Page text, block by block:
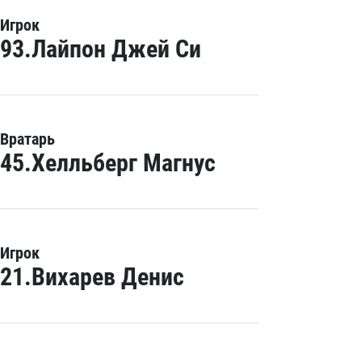
Игрок
93.Лайпон Джей Си
Вратарь
45.Хелльберг Магнус
Игрок
21.Вихарев Денис